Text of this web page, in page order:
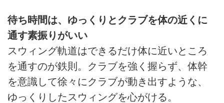
待ち時間は、ゆっくりとクラブを体の近くに
通す素振りがいい
スウィング軌道はできるだけ体に近いところ
を通すのが鉄則。クラブを強く握らず、体幹
を意識して徐々にクラブが動き出すような、
ゆっくりしたスウィングを心がける。